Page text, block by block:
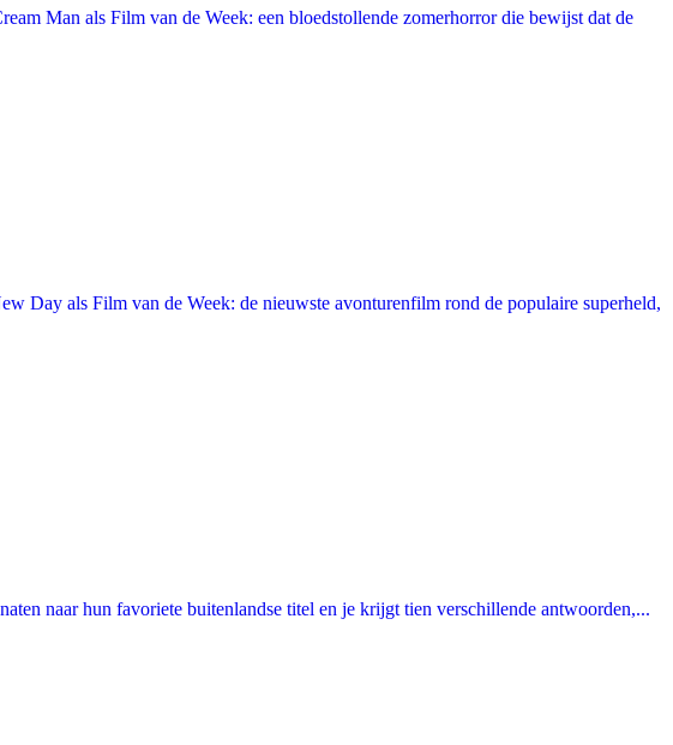
Man als Film van de Week: een bloedstollende zomerhorror die bewijst dat de
Day als Film van de Week: de nieuwste avonturenfilm rond de populaire superheld,
naar hun favoriete buitenlandse titel en je krijgt tien verschillende antwoorden,...